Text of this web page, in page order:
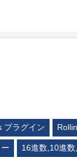
プラグイン
16進数,10進